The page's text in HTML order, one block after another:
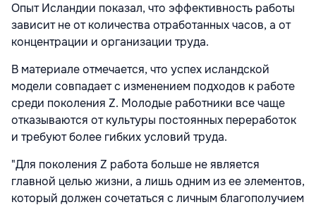
Опыт Исландии показал, что эффективность работы
зависит не от количества отработанных часов, а от
концентрации и организации труда.
В материале отмечается, что успех исландской
модели совпадает с изменением подходов к работе
среди поколения Z. Молодые работники все чаще
отказываются от культуры постоянных переработок
и требуют более гибких условий труда.
"Для поколения Z работа больше не является
главной целью жизни, а лишь одним из ее элементов,
который должен сочетаться с личным благополучием